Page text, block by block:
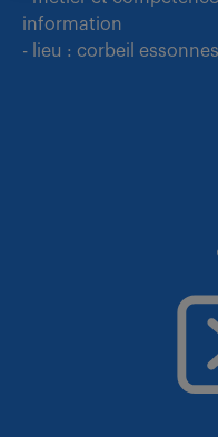
information
- lieu : corbeil essonnes